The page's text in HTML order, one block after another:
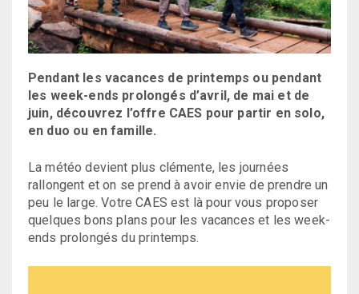
Pendant les vacances de printemps ou pendant
les week-ends prolongés d’avril, de mai et de
juin, découvrez l’offre CAES pour partir en solo,
en duo ou en famille.
La météo devient plus clémente, les journées
rallongent et on se prend à avoir envie de prendre un
peu le large. Votre CAES est là pour vous proposer
quelques bons plans pour les vacances et les week-
ends prolongés du printemps.